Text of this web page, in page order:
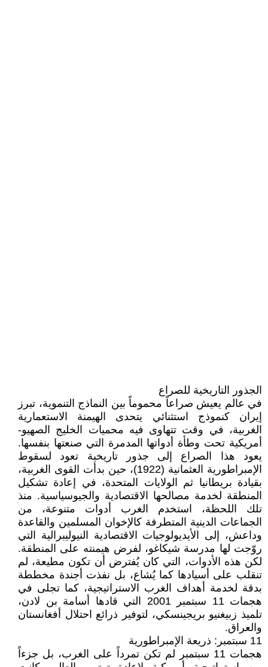
الجذور التاريخية للصراع
في عالم يعيش صراعاً محموماً بين النماذج التنموية، تبرز
إيران كنموذج استثنائي يتحدى الهيمنة الاستعمارية
الغربية، في وقت تتهاوى فيه محميات الخليج الصهيو-
أمريكية تحت وطأة أدواتها المدمرة التي صنعتها بنفسها.
يعود هذا الصراع إلى جذور تاريخية تعود لسقوط
الإمبراطورية العثمانية (1922)، حين بدأت القوى الغربية،
بقيادة بريطانيا ثم الولايات المتحدة، في إعادة تشكيل
المنطقة لخدمة مصالحها الاقتصادية والجيوسياسية. منذ
تلك اللحظة، استخدم الغرب أدوات متنوعة، من
الجماعات الدينية المتطرفة كالإخوان المسلمين والقاعدة
وداعش، إلى الأيديولوجيات الاقتصادية النيوليبرالية التي
روّجت لها مدرسة شيكاغو، لفرض هيمنته على المنطقة.
لكن هذه الأدوات، التي كان يُفترض أن تكون مطيعة، لم
تنقلب على أسيادها كما يُشاع، بل نفذت أجندة مخططة
بدقة لخدمة أهداف الغرب الاستراتيجية، كما تجلى في
هجمات 11 سبتمبر 2001 التي قادها أسامة بن لادن،
تلميذ زبيغنيو بريجينسكي، لتوفير ذرائع احتلال أفغانستان
والعراق.
11 سبتمبر: ذريعة الإمبراطورية
هجمات 11 سبتمبر لم تكن تمرداً على الغرب، بل جزءاً